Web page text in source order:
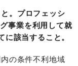
。プロフェッシ
事業を利用して就
該当すること。
の条件不利地域